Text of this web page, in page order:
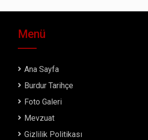
Menü
Ana Sayfa
Burdur Tarihçe
Foto Galeri
Mevzuat
Gizlilik Politikası